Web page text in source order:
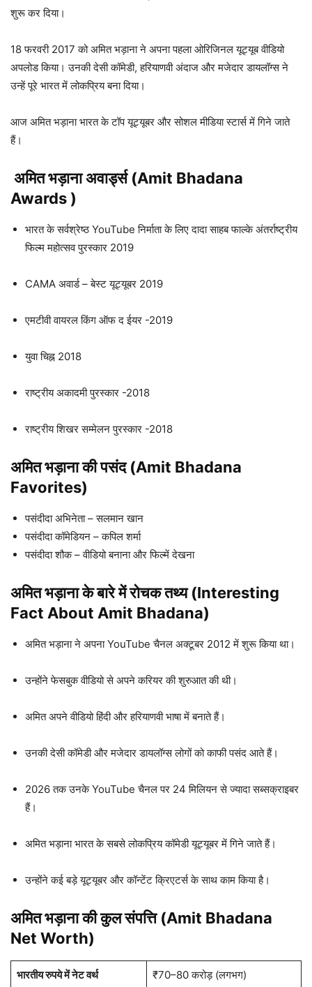
शुरू कर दिया।
18 फरवरी 2017 को अमित भड़ाना ने अपना पहला ओरिजिनल यूट्यूब वीडियो
अपलोड किया। उनकी देसी कॉमेडी, हरियाणवी अंदाज और मजेदार डायलॉग्स ने
उन्हें पूरे भारत में लोकप्रिय बना दिया।
आज अमित भड़ाना भारत के टॉप यूट्यूबर और सोशल मीडिया स्टार्स में गिने जाते
हैं।
अमित भड़ाना अवार्ड्स (Amit Bhadana
Awards )
भारत के सर्वश्रेष्ठ YouTube निर्माता के लिए दादा साहब फाल्के अंतर्राष्ट्रीय
फिल्म महोत्सव पुरस्कार 2019
CAMA अवार्ड – बेस्ट यूट्यूबर 2019
एमटीवी वायरल किंग ऑफ द ईयर -2019
युवा चिह्न 2018
राष्ट्रीय अकादमी पुरस्कार -2018
राष्ट्रीय शिखर सम्मेलन पुरस्कार -2018
अमित भड़ाना की पसंद (Amit Bhadana
Favorites)
पसंदीदा अभिनेता – सलमान खान
पसंदीदा कॉमेडियन – कपिल शर्मा
पसंदीदा शौक – वीडियो बनाना और फिल्में देखना
अमित भड़ाना के बारे में रोचक तथ्य (Interesting
Fact About Amit Bhadana)
अमित भड़ाना ने अपना YouTube चैनल अक्टूबर 2012 में शुरू किया था।
उन्होंने फेसबुक वीडियो से अपने करियर की शुरुआत की थी।
अमित अपने वीडियो हिंदी और हरियाणवी भाषा में बनाते हैं।
उनकी देसी कॉमेडी और मजेदार डायलॉग्स लोगों को काफी पसंद आते हैं।
2026 तक उनके YouTube चैनल पर 24 मिलियन से ज्यादा सब्सक्राइबर
हैं।
अमित भड़ाना भारत के सबसे लोकप्रिय कॉमेडी यूट्यूबर में गिने जाते हैं।
उन्होंने कई बड़े यूट्यूबर और कॉन्टेंट क्रिएटर्स के साथ काम किया है।
अमित भड़ाना की कुल संपत्ति (Amit Bhadana
Net Worth)
भारतीय रुपये में नेट वर्थ ₹70–80 करोड़ (लगभग)